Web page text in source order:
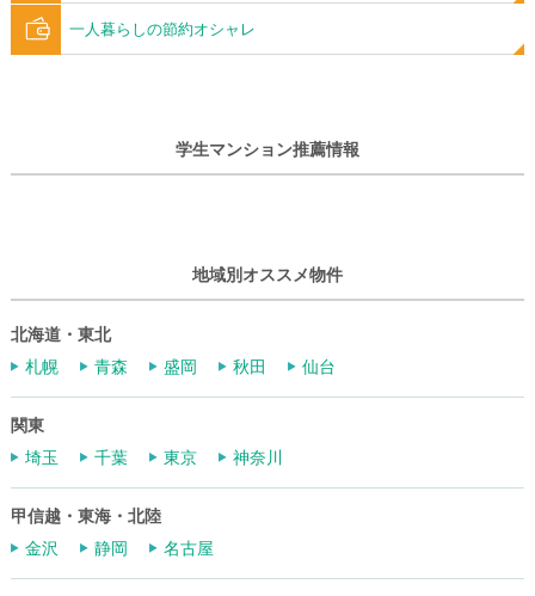
一人暮らしの節約オシャレ
学生マンション推薦情報
地域別オススメ物件
北海道・東北
札幌
青森 盛岡 秋田 仙台
関東
埼玉
千葉 東京 神奈川
甲信越・東海・北陸
金沢
静岡 名古屋